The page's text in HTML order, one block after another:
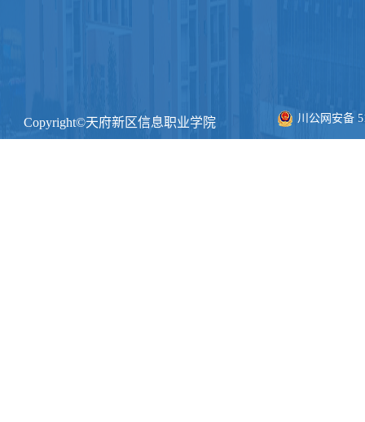
Copyright©天府新区信息职业学院 川公网安备